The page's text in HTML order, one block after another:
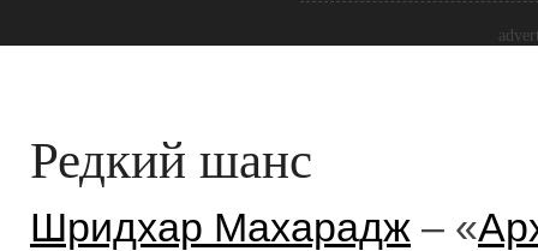
Редкий шанс
Шридхар Махарадж – «